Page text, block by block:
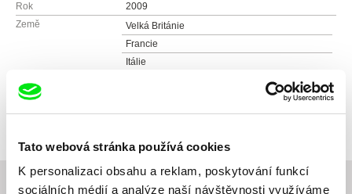
Tato webová stránka používá cookies
K personalizaci obsahu a reklam, poskytování funkcí
sociálních médií a analýze naší návštěvnosti využíváme
Rok
2009
Země
Velká Británie
Francie
Itálie
Barva
Produkce
pinkpantherevolt@gmail.com
bearlife@gmail.com